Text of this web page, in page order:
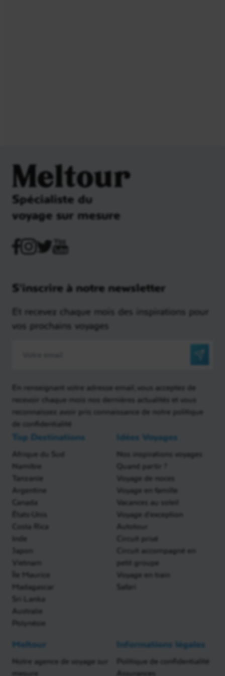
Meltour
Spécialiste du
voyage sur mesure
S'inscrire à notre newsletter
Et recevez chaque mois des inspirations pour
vos prochains voyages
En renseignant votre adresse email, vous acceptez de
recevoir chaque mois nos dernières actualités et vous
reconnaissez avoir pris connaissance de notre politique
de confidentialité
Top Destinations
Afrique du Sud
Namibie
Tanzanie
Argentine
Canada
États-Unis
Costa Rica
Inde
Japon
Vietnam
Île Maurice
Madagascar
Sri Lanka
Australie
Polynésie
Idées Voyages
Nos inspirations voyages
Quand partir ?
Voyage de noces
Voyage en famille
Vacances au soleil
Voyage d'exception
Autotour
Circuit privé
Circuit accompagné en
petit groupe
Voyage en train
Safari
Meltour
Notre agence de voyage sur
mesure
Informations légales
Politique de confidentialité
Assurances